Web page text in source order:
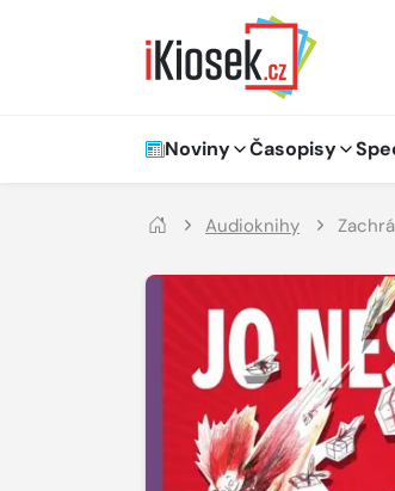
Hlavní navigace
Noviny Časopisy
Audioknihy